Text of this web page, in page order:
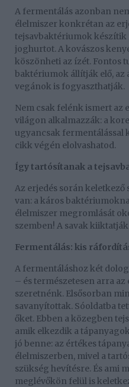
A fermentálás azonban
élelmiszer konkrétan az
tejsavbaktériumok készítik
joghurtot. A kovászos
köszönheti az ízét. Fontos
baktériumok állítják elő, az
vegánok is fogyaszthatják.
Nem csak felénk ismert az
világon alkalmazzák: a
ugyancsak fermentálással
cikk végén elolvashatod.
Így tartósítanak a
Az erjedés során
van: a káros
élelmiszer megromlását
szemben! A savak
Fermentálás: kis
A fermentáláshoz két
– és természetesen arra
szeretnénk. Elsősorban
savanyítottak. Sóoldatba
őket. Ebben a közegben
amik elkezdik a
jó benne: az értékes
élelmiszerben, mivel a
szükség hevítésre. És ami
meglévőkön felül is